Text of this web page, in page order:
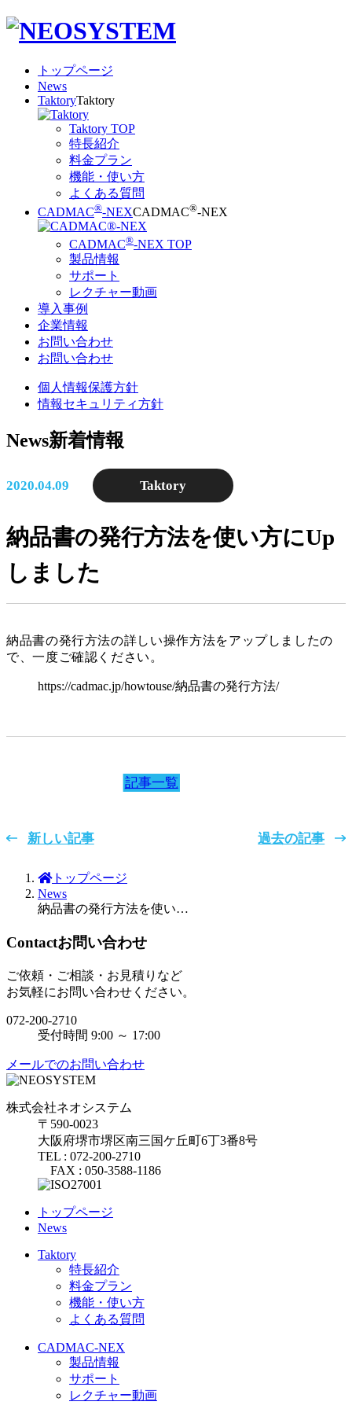
トップページ
News
TaktoryTaktory
Taktory TOP
特長紹介
料金プラン
機能・使い方
よくある質問
CADMAC®-NEXCADMAC®-NEX
CADMAC®-NEX TOP
製品情報
サポート
レクチャー動画
導入事例
企業情報
お問い合わせ
お問い合わせ
個人情報保護方針
情報セキュリティ方針
News新着情報
2020.04.09 Taktory
納品書の発行方法を使い方にUp
しました
納品書の発行方法の詳しい操作方法をアップしましたの
で、一度ご確認ください。
https://cadmac.jp/howtouse/納品書の発行方法/
新しい記事
記事一覧
過去の記事
トップページ
News
納品書の発行方法を使い方にUpしました
Contactお問い合わせ
ご依頼・ご相談・お見積りなど
お気軽にお問い合わせください。
072-200-2710
受付時間 9:00 ～ 17:00
メールでのお問い合わせ
株式会社ネオシステム
〒590-0023
大阪府堺市堺区南三国ケ丘町6丁3番8号
TEL : 072-200-2710
FAX : 050-3588-1186
トップページ
News
Taktory
特長紹介
料金プラン
機能・使い方
よくある質問
CADMAC-NEX
製品情報
サポート
レクチャー動画